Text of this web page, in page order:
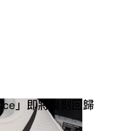
」即將復刻回歸